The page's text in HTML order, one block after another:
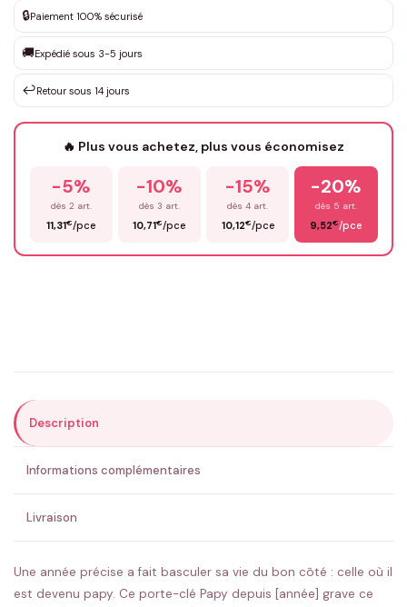
Que souhaitez-vous ?*
Votre texte / idée*
Prénom*
ENVOYER MA DEMANDE ✨
💚 Retour sous 24-48h🇫🇷 Flocage en France✅ Validation avant fabrication
🔒Paiement 100% sécurisé
🚚Expédié sous 3-5 jours
↩️Retour sous 14 jours
🔥 Plus vous achetez, plus vous économisez
-5%
dès 2 art.
11,31€/pce
-10%
dès 3 art.
10,71€/pce
-15%
dès 4 art.
10,12€/pce
-20%
dès 5 art.
9,52€/pce
Description
Informations complémentaires
Livraison
Une année précise a fait basculer sa vie du bon côté : celle où il
est devenu papy. Ce porte-clé Papy depuis [année] grave ce